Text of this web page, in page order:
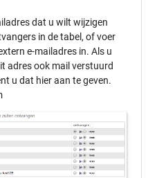
dat u wilt wijzigen
in de tabel, of voer
e-mailadres in. Als u
adres ook mail verstuurd
u dat hier aan te geven.